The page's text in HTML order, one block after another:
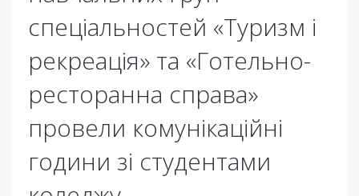
спеціальностей «Туризм і
рекреація» та «Готельно-
ресторанна справа»
провели комунікаційні
години зі студентами